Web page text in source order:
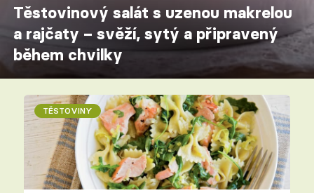
Těstovinový salát s uzenou makrelou
a rajčaty – svěží, sytý a připravený
během chvilky
TĚSTOVINY